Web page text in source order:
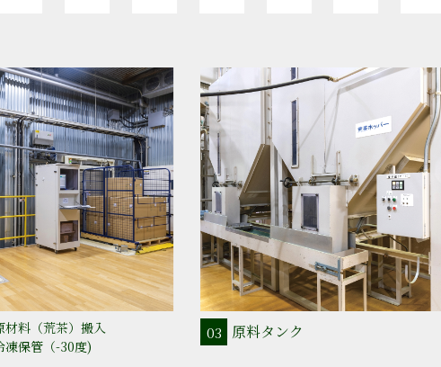
材料（荒茶）搬入
凍保管（-30度)
03 原料タンク